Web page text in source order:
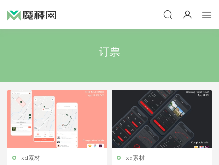
订票
xd素材 xd素材